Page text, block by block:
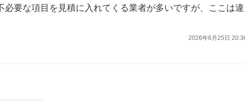
必要な項目を見積に入れてくる業者が多いですが、ここは違
2026年6月25日